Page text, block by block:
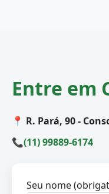
Entre em
📍 R. Pará, 90 -
📞(11) 99889-6174
Seu nome